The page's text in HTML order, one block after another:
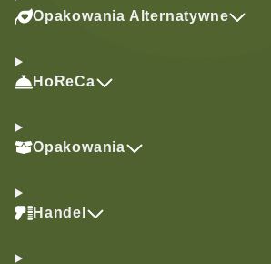
Opakowania Alternatywne
HoReCa
Opakowania
Handel